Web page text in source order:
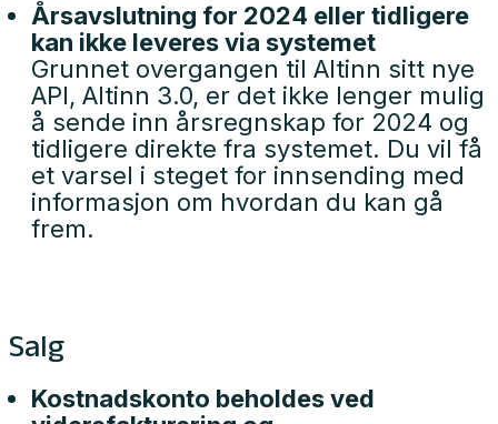
Årsavslutning for 2024 eller tidligere
kan ikke leveres via systemet
Grunnet overgangen til Altinn sitt nye
API, Altinn 3.0, er det ikke lenger mulig
å sende inn årsregnskap for 2024 og
tidligere direkte fra systemet. Du vil få
et varsel i steget for innsending med
informasjon om hvordan du kan gå
frem.
Salg
Kostnadskonto beholdes ved